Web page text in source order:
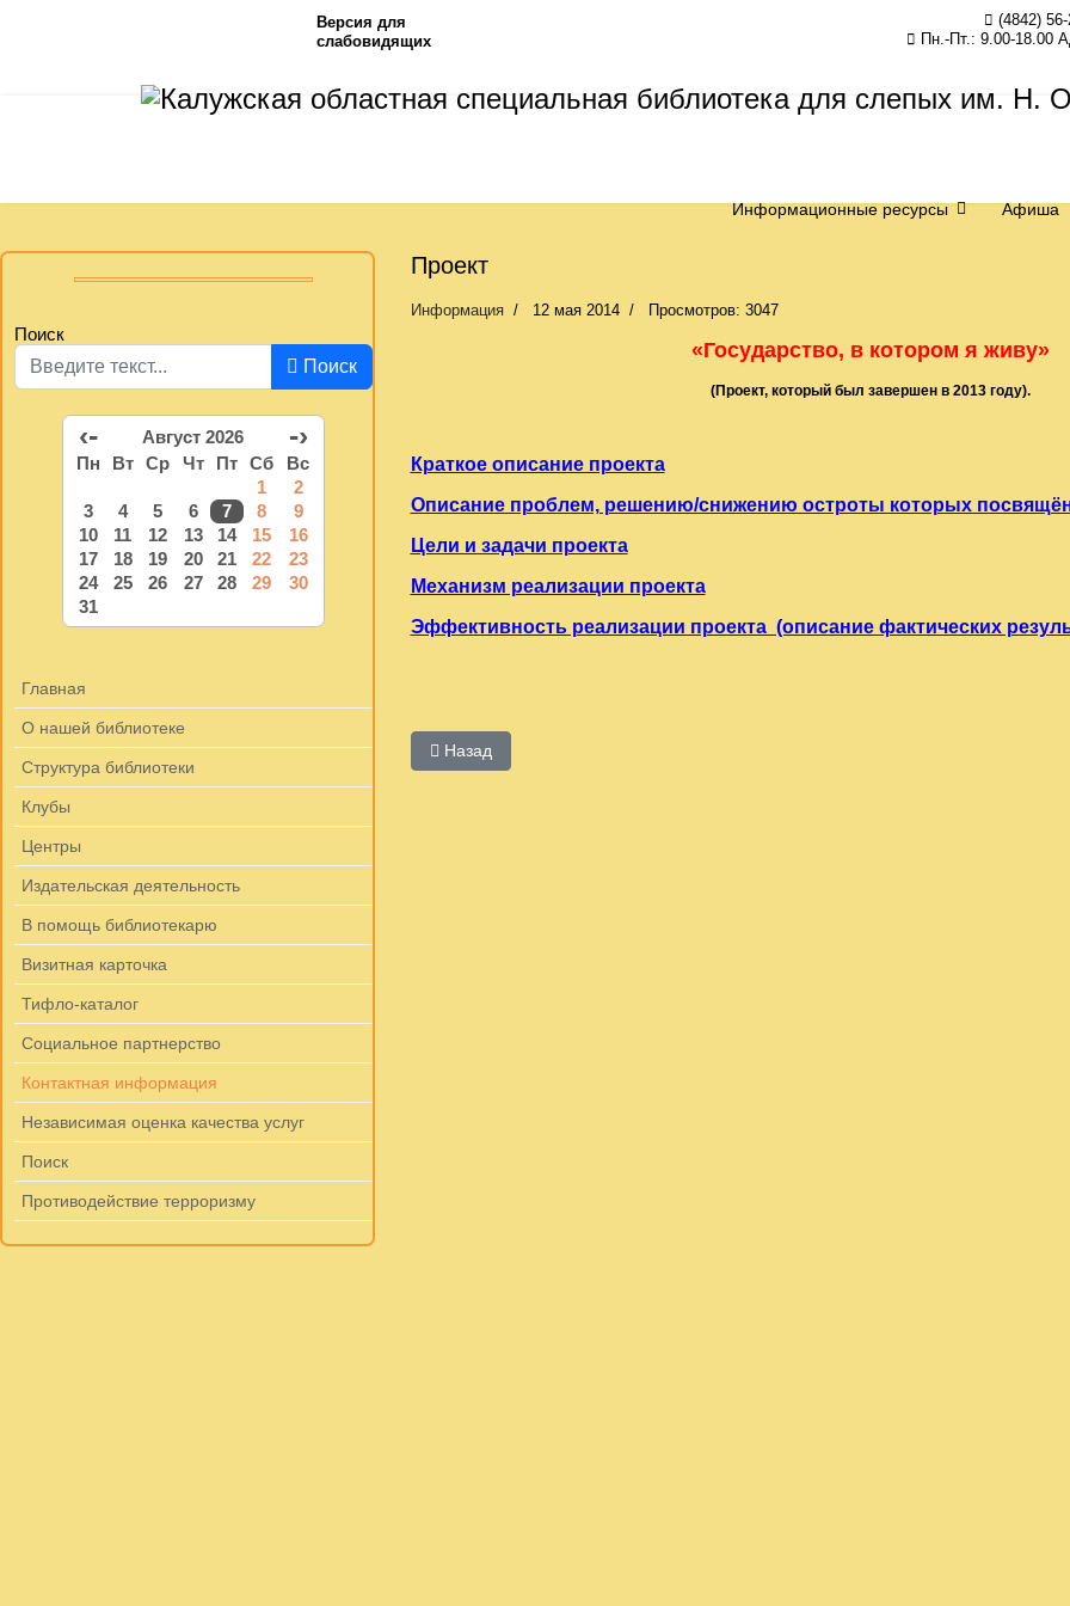
Версия для
слабовидящих
(4842)
Пн.-Пт.: 9.00-18.00
Информационные ресурсы Афиша
Поиск
Поиск
‹- Август 2026 -›
Пн Вт Ср Чт Пт Сб
Вс
1
2
3
4 5 6 7 8
9
10
11 12 13 14 15
16
17
18 19 20 21 22
23
24
25 26 27 28 29
30
31
Главная
О нашей библиотеке
Структура библиотеки
Клубы
Центры
Издательская деятельность
В помощь библиотекарю
Визитная карточка
Тифло-каталог
Социальное партнерство
Контактная информация
Независимая оценка качества услуг
Поиск
Противодействие терроризму
Проект
Информация 12 мая 2014 Просмотров: 3047
«Государство, в котором я живу»
(Проект, который был завершен в 2013 году).
Краткое описание проекта
Описание проблем, решению/снижению остроты которых
Цели и задачи проекта
Механизм реализации проекта
Эффективность реализации проекта (описание фактических
Предыдущий: краткое описание
Назад